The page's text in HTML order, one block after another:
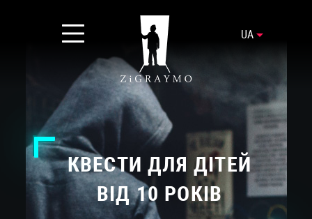
UA
КВЕСТИ ДЛЯ ДІТЕЙ
ВІД 10 РОКІВ